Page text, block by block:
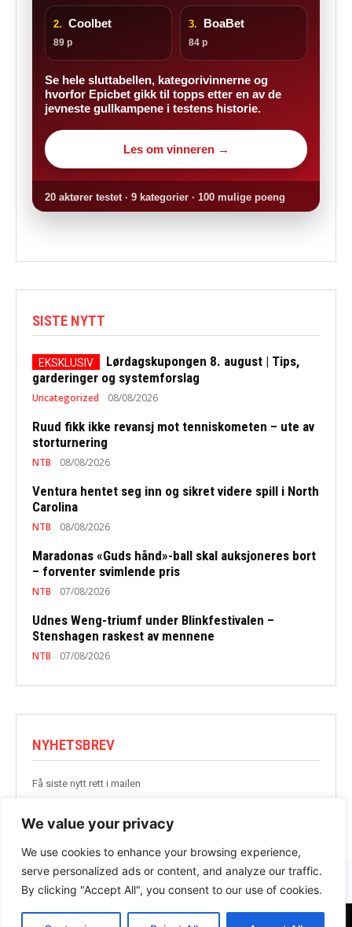
We value your privacy
We use cookies to enhance your browsing experience,
serve personalized ads or content, and analyze our traffic.
By clicking "Accept All", you consent to our use of cookies.
2. Coolbet
89 p
3. BoaBet
84 p
Se hele sluttabellen, kategorivinnerne og
hvorfor Epicbet gikk til topps etter en av de
jevneste gullkampene i testens historie.
Les om vinneren →
20 aktører testet · 9 kategorier · 100 mulige poeng
SISTE NYTT
Lørdagskupongen 8. august | Tips,
garderinger og systemforslag
Uncategorized 08/08/2026
Ruud fikk ikke revansj mot tenniskometen – ute av
storturnering
NTB 08/08/2026
Ventura hentet seg inn og sikret videre spill i North
Carolina
NTB 08/08/2026
Maradonas «Guds hånd»-ball skal auksjoneres bort
– forventer svimlende pris
NTB 07/08/2026
Udnes Weng-triumf under Blinkfestivalen –
Stenshagen raskest av mennene
NTB 07/08/2026
NYHETSBREV
Få siste nytt rett i mailen